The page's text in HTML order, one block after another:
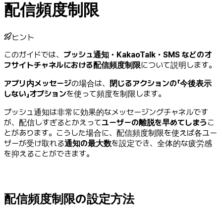
配信頻度制限
ヒント
このガイドでは、 プッシュ通知・KakaoTalk・SMS などのオ
フサイトチャネルにおける配信頻度制限について説明します。
アプリ内メッセージの場合は、
閉じるアクションの「今後表示
しない」オプションを使って頻度を制限します。
プッシュ通知は非常に効果的なメッセージングチャネルです
が、配信しすぎるとかえってユーザーの離脱を早めてしまうこ
とがあります。こうした場合に、配信頻度制限を使えば各ユー
ザーが受け取れる通知の最大数を設定でき、全体的な疲労感
を抑えることができます。
配信頻度制限の設定方法